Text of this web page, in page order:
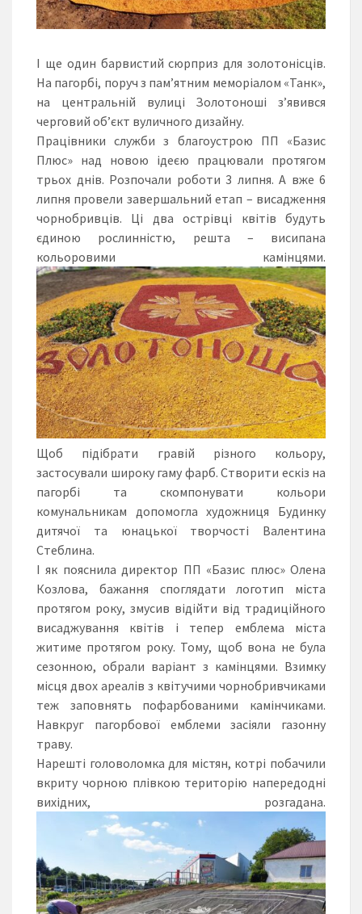
І ще один барвистий сюрприз для золотонісців.
На пагорбі, поруч з пам’ятним меморіалом «Танк»,
на центральній вулиці Золотоноші з’явився
черговий об’єкт вуличного дизайну.
Працівники служби з благоустрою ПП «Базис
Плюс» над новою ідеєю працювали протягом
трьох днів. Розпочали роботи 3 липня. А вже 6
липня провели завершальний етап – висадження
чорнобривців. Ці два острівці квітів будуть
єдиною рослинністю, решта – висипана
кольоровими камінцями.
Щоб підібрати гравій різного кольору,
застосували широку гаму фарб. Створити ескіз на
пагорбі та скомпонувати кольори
комунальникам допомогла художниця Будинку
дитячої та юнацької творчості Валентина
Стеблина.
І як пояснила директор ПП «Базис плюс» Олена
Козлова, бажання споглядати логотип міста
протягом року, змусив відійти від традиційного
висаджування квітів і тепер емблема міста
житиме протягом року. Тому, щоб вона не була
сезонною, обрали варіант з камінцями. Взимку
місця двох ареалів з квітучими чорнобривчиками
теж заповнять пофарбованими камінчиками.
Навкруг пагорбовоїемблеми засіяли газонну
траву.
Нарешті головоломка для містян, котрі побачили
вкриту чорною плівкою територію напередодні
вихідних, розгадана.